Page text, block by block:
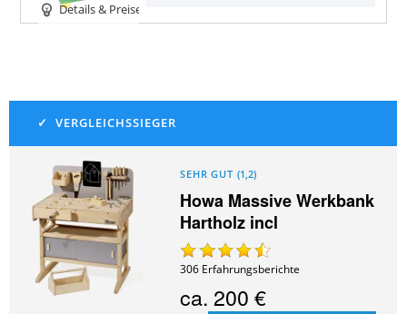
Details & Preise
SEHR GUT (1,2)
Howa Massive Werkbank
Hartholz incl
306 Erfahrungsberichte
ca.200 €